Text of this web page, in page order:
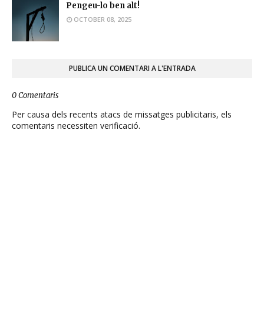
Pengeu-lo ben alt!
OCTOBER 08, 2025
PUBLICA UN COMENTARI A L'ENTRADA
0 Comentaris
Per causa dels recents atacs de missatges publicitaris, els
comentaris necessiten verificació.